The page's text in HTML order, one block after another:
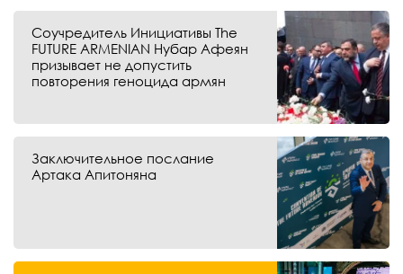
Соучредитель Инициативы The
FUTURE ARMENIAN Нубар Афеян
призывает не допустить
повторения геноцида армян
Заключительное послание
Артака Апитоняна